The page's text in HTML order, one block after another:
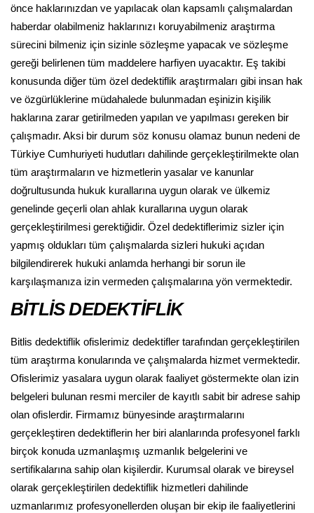
önce haklarınızdan ve yapılacak olan kapsamlı çalışmalardan
haberdar olabilmeniz haklarınızı koruyabilmeniz araştırma
sürecini bilmeniz için sizinle sözleşme yapacak ve sözleşme
gereği belirlenen tüm maddelere harfiyen uyacaktır. Eş takibi
konusunda diğer tüm özel dedektiflik araştırmaları gibi insan hak
ve özgürlüklerine müdahalede bulunmadan eşinizin kişilik
haklarına zarar getirilmeden yapılan ve yapılması gereken bir
çalışmadır. Aksi bir durum söz konusu olamaz bunun nedeni de
Türkiye Cumhuriyeti hudutları dahilinde gerçekleştirilmekte olan
tüm araştırmaların ve hizmetlerin yasalar ve kanunlar
doğrultusunda hukuk kurallarına uygun olarak ve ülkemiz
genelinde geçerli olan ahlak kurallarına uygun olarak
gerçekleştirilmesi gerektiğidir. Özel dedektiflerimiz sizler için
yapmış oldukları tüm çalışmalarda sizleri hukuki açıdan
bilgilendirerek hukuki anlamda herhangi bir sorun ile
karşılaşmanıza izin vermeden çalışmalarına yön vermektedir.
BİTLİS DEDEKTİFLİK
Bitlis dedektiflik ofislerimiz dedektifler tarafından gerçekleştirilen
tüm araştırma konularında ve çalışmalarda hizmet vermektedir.
Ofislerimiz yasalara uygun olarak faaliyet göstermekte olan izin
belgeleri bulunan resmi merciler de kayıtlı sabit bir adrese sahip
olan ofislerdir. Firmamız bünyesinde araştırmalarını
gerçekleştiren dedektiflerin her biri alanlarında profesyonel farklı
birçok konuda uzmanlaşmış uzmanlık belgelerini ve
sertifikalarına sahip olan kişilerdir. Kurumsal olarak ve bireysel
olarak gerçekleştirilen dedektiflik hizmetleri dahilinde
uzmanlarımız profesyonellerden oluşan bir ekip ile faaliyetlerini